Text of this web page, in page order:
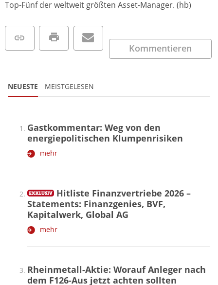
Top-Fünf der weltweit größten Asset-Manager. (hb)
Kommentieren
NEUESTE MEISTGELESEN
Gastkommentar: Weg von den
energiepolitischen Klumpenrisiken
mehr
Hitliste Finanzvertriebe 2026 –
Statements: Finanzgenies, BVF,
Kapitalwerk, Global AG
mehr
Rheinmetall-Aktie: Worauf Anleger nach
dem F126-Aus jetzt achten sollten